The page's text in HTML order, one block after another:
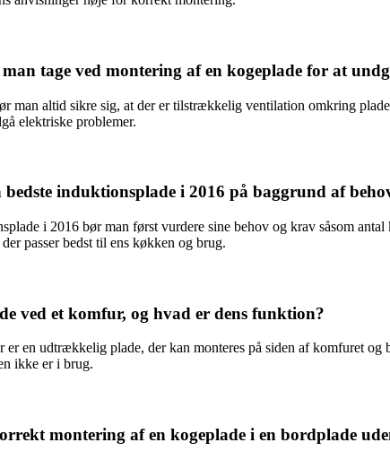
tage ved montering af en kogeplade for at
man altid sikre sig, at der er tilstrækkelig ventilation omkring
elektriske problemer.
induktionsplade i 2016 på baggrund af
i 2016 bør man først vurdere sine behov og krav såsom
passer bedst til ens køkken og brug.
ved et komfur, og hvad er dens funktion?
en udtrækkelig plade, der kan monteres på siden af komfuret
ikke er i brug.
montering af en kogeplade i en bordplade